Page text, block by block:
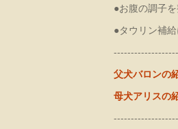
●お腹の調子
●タウリン補
父犬バロンの
母犬アリスの